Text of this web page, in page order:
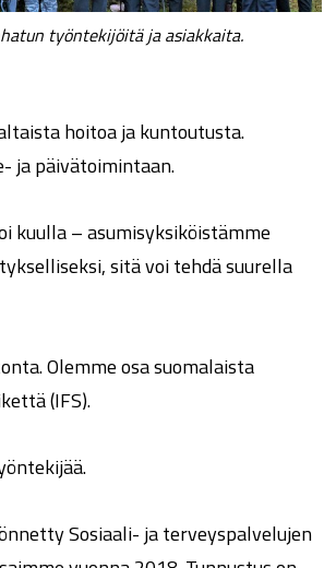
työntekijöitä ja asiakkaita.
hoitoa ja kuntoutusta.
ja päivätoimintaan.
kuulla – asumisyksiköistämme
sitä voi tehdä suurella
Olemme osa suomalaista
(IFS).
Sosiaali- ja terveyspalvelujen